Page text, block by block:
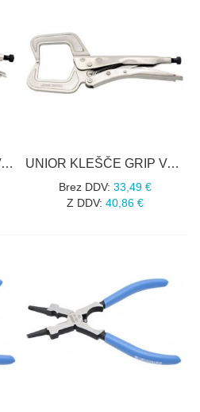
UNIOR KLEŠČE GRIP VARILNE ART.432/3A Nikljane, za kotne cevi. 280 mm UNIOR KLEŠČE GRIP VARILNE ART.432/3C Nikljane, za pločevino in profile. 280 mm
Brez DDV: 33,49 €
Z DDV: 40,86 €